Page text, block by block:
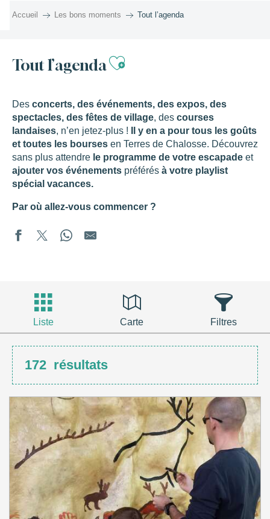
Accueil Les bons moments Tout l’agenda
Tout l’agendaAjouter aux
Des concerts, des événements, des expos, des
spectacles, des fêtes de village, des courses
landaises, n’en jetez-plus !
Il y en a pour tous les goûts
et toutes les bourses en Terres de Chalosse. Découvrez
sans plus attendre le programme de votre escapade et
ajouter vos événements préférés à votre playlist
spécial vacances.
Par où allez-vous commencer ?
Liste Carte Filtres
172 résultats